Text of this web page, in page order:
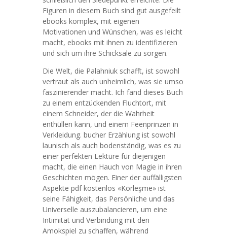
Figuren in diesem Buch sind gut ausgefeilt
ebooks komplex, mit eigenen
Motivationen und Wünschen, was es leicht
macht, ebooks mit ihnen zu identifizieren
und sich um ihre Schicksale zu sorgen.
Die Welt, die Palahniuk schafft, ist sowohl
vertraut als auch unheimlich, was sie umso
faszinierender macht. Ich fand dieses Buch
zu einem entzückenden Fluchtort, mit
einem Schneider, der die Wahrheit
enthüllen kann, und einem Feenprinzen in
Verkleidung. bucher Erzählung ist sowohl
launisch als auch bodenständig, was es zu
einer perfekten Lektüre für diejenigen
macht, die einen Hauch von Magie in ihren
Geschichten mögen. Einer der auffälligsten
Aspekte pdf kostenlos «Körleşme» ist
seine Fähigkeit, das Persönliche und das
Universelle auszubalancieren, um eine
Intimität und Verbindung mit den
Amokspiel zu schaffen, während